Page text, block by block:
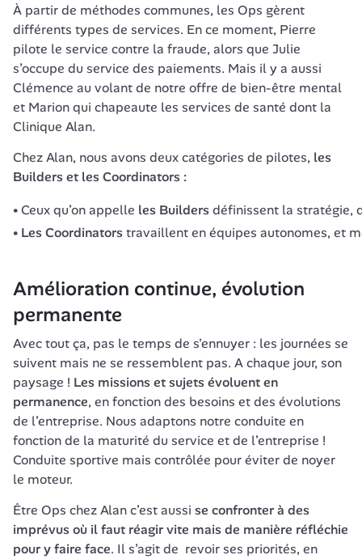
À partir de méthodes communes, les Ops gèrent
différents types de services. En ce moment, Pierre
pilote le service contre la fraude, alors que Julie
s’occupe du service des paiements. Mais il y a aussi
Clémence au volant de notre offre de bien-être mental
et Marion qui chapeaute les services de santé dont la
Clinique Alan.
Chez Alan, nous avons deux catégories de pilotes, les
Builders et les Coordinators :
Ceux qu’on appelle les Buildersdéfinissent la stratégie,
Les Coordinatorstravaillent en équipes autonomes, et
Amélioration continue, évolution
permanente
Avec tout ça, pas le temps de s'ennuyer : les journées se
suivent mais ne se ressemblent pas. A chaque jour, son
paysage ! Les missions et sujets évoluent en
permanence, en fonction des besoins et des évolutions
de l’entreprise. Nous adaptons notre conduite en
fonction de la maturité du service et de l’entreprise !
Conduite sportive mais contrôlée pour éviter de noyer
le moteur.
Être Ops chez Alan c’est aussi se confronter à des
imprévus où il faut réagir vite mais de manière réfléchie
pour y faire face. Il s’agit de  revoir ses priorités, en